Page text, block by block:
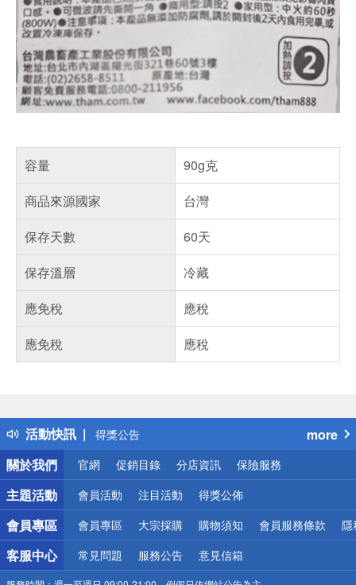
容量
90g克
商品來源國家
台灣
保存天數
60天
保存溫層
冷藏
應免稅
應稅
應免稅
應稅
活動快訊
得獎公告
熱門話題
銀行優惠
偏遠地區配送
詐騙網頁！請小心！
more
關於我們
官網 促銷目錄 分店資訊 保險服務
主題活動 會員活動 注目活動 得獎公佈
會員專區 會員專區 大宗採購 購物須知 會員服務條款 隱
客服中心 常見問題 服務公告 意見信箱